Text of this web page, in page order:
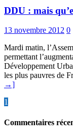
DDU : mais
13 novembre 2012 0
Mardi matin,
permettant
Développement
les plus pauvres de
→]
Pagination
des
1
Commentaires